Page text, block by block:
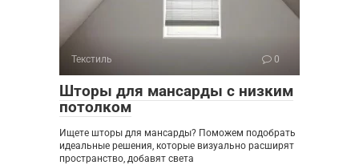
Текстиль 0
Шторы для мансарды с низким
потолком
Ищете шторы для мансарды? Поможем подобрать
идеальные решения, которые визуально расширят
пространство, добавят света